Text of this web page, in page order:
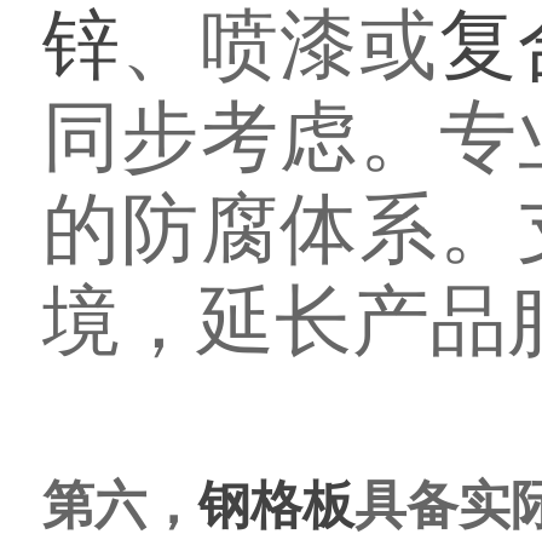
锌、喷漆或复
同步考虑。
的防腐体系
境，延长产品
第六，钢格板具备实